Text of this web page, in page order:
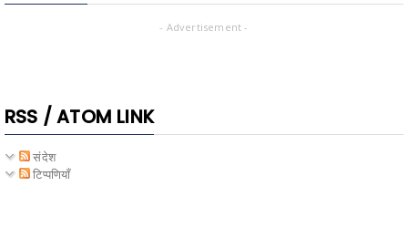
- Advertisement -
RSS / ATOM LINK
संदेश
टिप्पणियाँ